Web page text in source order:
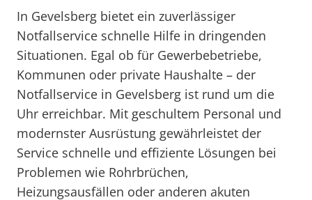
In Gevelsberg bietet ein zuverlässiger
Notfallservice schnelle Hilfe in dringenden
Situationen. Egal ob für Gewerbebetriebe,
Kommunen oder private Haushalte – der
Notfallservice in Gevelsberg ist rund um die
Uhr erreichbar. Mit geschultem Personal und
modernster Ausrüstung gewährleistet der
Service schnelle und effiziente Lösungen bei
Problemen wie Rohrbrüchen,
Heizungsausfällen oder anderen akuten